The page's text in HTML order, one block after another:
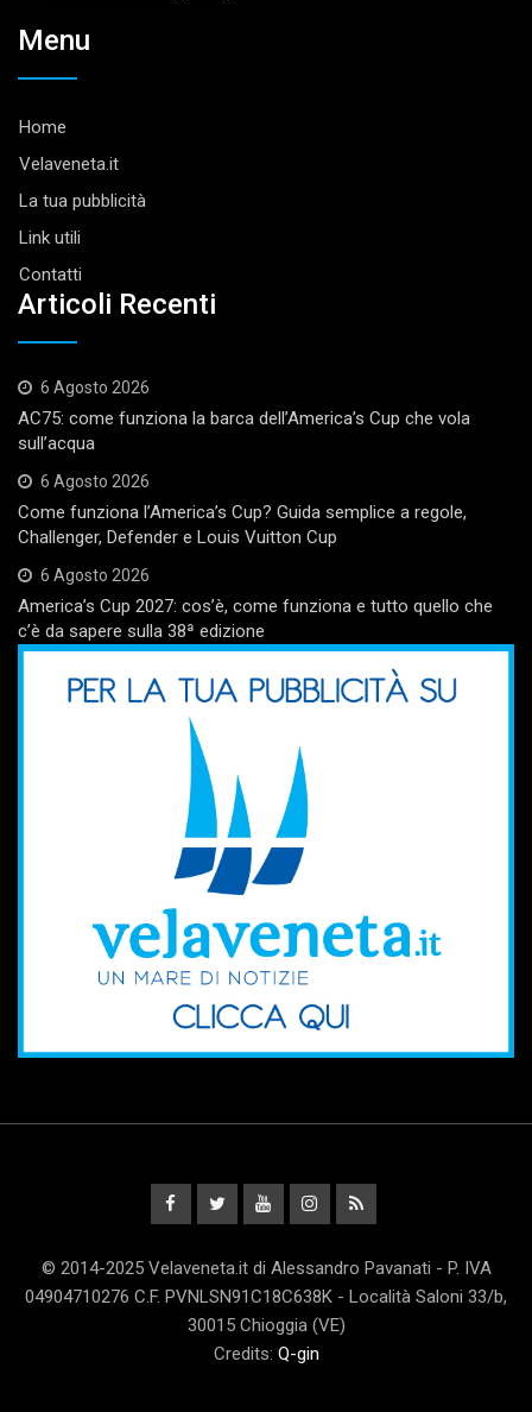
Menu
Home
Velaveneta.it
La tua pubblicità
Link utili
Contatti
Articoli Recenti
6 Agosto 2026
AC75: come funziona la barca dell’America’s Cup che vola
sull’acqua
6 Agosto 2026
Come funziona l’America’s Cup? Guida semplice a regole,
Challenger, Defender e Louis Vuitton Cup
6 Agosto 2026
America’s Cup 2027: cos’è, come funziona e tutto quello che
c’è da sapere sulla 38ª edizione
© 2014-2025 Velaveneta.it di Alessandro Pavanati - P. IVA
04904710276 C.F. PVNLSN91C18C638K - Località Saloni 33/b,
30015 Chioggia (VE)
Credits: Q-gin